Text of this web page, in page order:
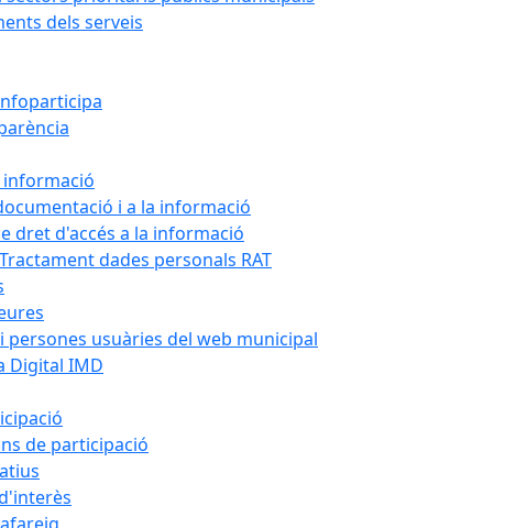
dels serveis
informació
i a la informació
dret d'accés a la informació
dades personals RAT
persones usuàries del web municipal
Digital IMD
de participació